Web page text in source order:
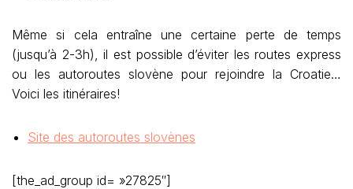
Même si cela entraîne une certaine perte de temps
(jusqu’à 2-3h), il est possible d’éviter les routes express
ou les autoroutes slovène pour rejoindre la Croatie…
Voici les itinéraires!
Site des autoroutes slovènes
[the_ad_group id= »27825″]